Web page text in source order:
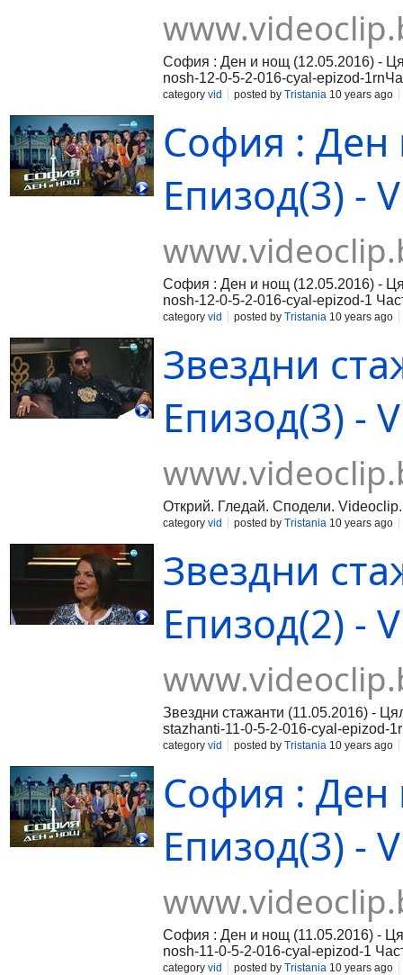
София : Ден и нощ (12.05.2016) -
nosh-12-0-5-2-016-cyal-epizod-
016-cyal-epizod-2rnЧаст 3:https://
category vid posted by Tristania 10 years ago
София : Ден
Епизод(3) -
София : Ден и нощ (12.05.2016) -
nosh-12-0-5-2-016-cyal-epizod-1
016-cyal-epizod-2 Част 3:https://
category vid posted by Tristania 10 years ago
Звездни
Епизод(3) -
Открий. Гледай. Сподели.
category vid posted by Tristania 10 years ago
Звездни
Епизод(2) -
Звездни стажанти (11.05.2016) -
stazhanti-11-0-5-2-016-cyal-epizod-
2-016-cyal-epizod-2rnЧаст 3:http://
category vid posted by Tristania 10 years ago
София : Ден
Епизод(3) -
София : Ден и нощ (11.05.2016) -
nosh-11-0-5-2-016-cyal-epizod-1
cyal-epizod-2 Част 3:https://
category vid posted by Tristania 10 years ago